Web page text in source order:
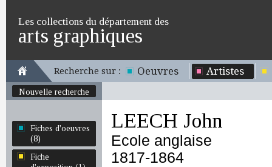
Les collections du département des
arts graphiques
Recherche sur : Oeuvres Artistes
Nouvelle recherche
Fiches d'oeuvres
(8)
Fiche
LEECH John
Ecole anglaise
1817-1864